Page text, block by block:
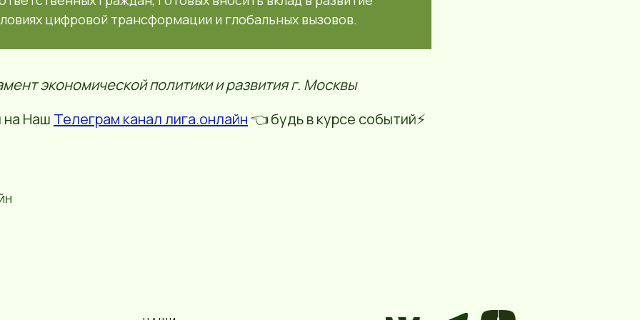
цифровой трансформации и глобальных вызовов.
экономической политики и развития г. Москвы
на Наш Телеграм канал лига.онлайн 👈 будь в курсе событий⚡️